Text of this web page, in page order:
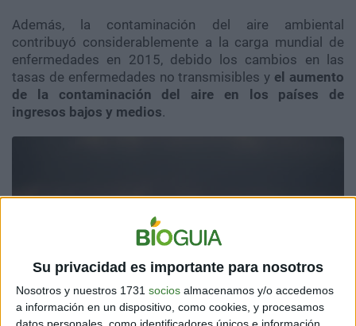
Su privacidad es importante para nosotros
Nosotros y nuestros 1731 socios almacenamos y/o accedemos
a información en un dispositivo, como cookies, y procesamos
Además, la contaminación del aire ambiental
contribuyó considerablemente a la carga mundial de
enfermedades en 2015, debido los cambios en las
tasas de enfermedades no transmisibles y el aumento
de la contaminación del aire en los países de
ingresos bajos y medios.